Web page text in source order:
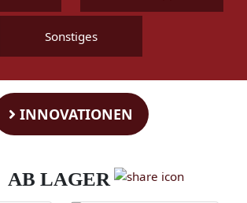
Sonstiges
INNOVATIONEN
AB LAGER